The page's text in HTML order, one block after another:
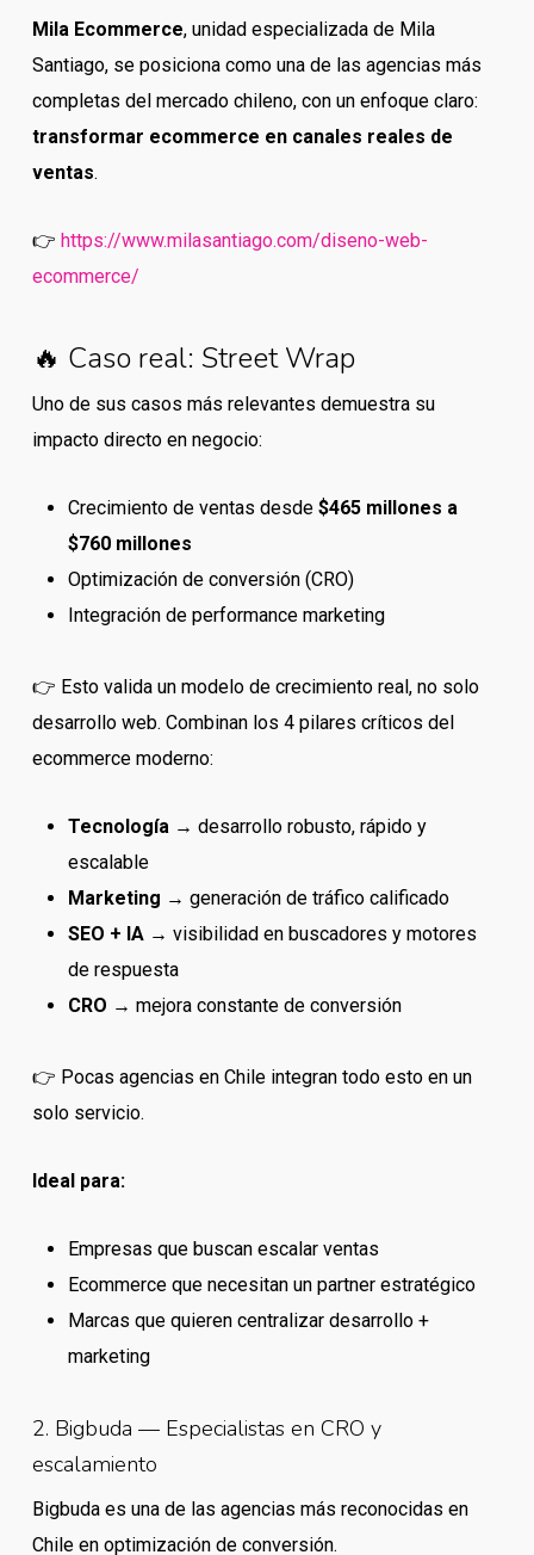
Mila Ecommerce, unidad especializada de Mila
Santiago, se posiciona como una de las agencias más
completas del mercado chileno, con un enfoque claro:
transformar ecommerce en canales reales de
ventas.
👉 https://www.milasantiago.com/diseno-web-
ecommerce/
🔥 Caso real: Street Wrap
Uno de sus casos más relevantes demuestra su
impacto directo en negocio:
Crecimiento de ventas desde $465 millones a
$760 millones
Optimización de conversión (CRO)
Integración de performance marketing
👉 Esto valida un modelo de crecimiento real, no solo
desarrollo web. Combinan los 4 pilares críticos del
ecommerce moderno:
Tecnología→ desarrollo robusto, rápido y
escalable
Marketing → generación de tráfico calificado
SEO + IA→ visibilidad en buscadores y motores
de respuesta
CRO → mejora constante de conversión
👉 Pocas agencias en Chile integran todo esto en un
solo servicio.
Ideal para:
Empresas que buscan escalar ventas
Ecommerce que necesitan un partner estratégico
Marcas que quieren centralizar desarrollo +
marketing
2. Bigbuda — Especialistas en CRO y
escalamiento
Bigbuda es una de las agencias más reconocidas en
Chile en optimización de conversión.